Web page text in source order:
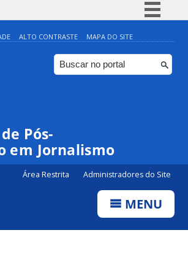
Simplifique!
Comunica BR
Participe
ALTO CONTRASTE MAPA DO SITE
Pós-
em Jornalismo
Área Restrita Administradores do Site
MENU